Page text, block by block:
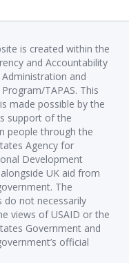
is created within the
and Accountability
Administration and
Program/TAPAS. This
made possible by the
support of the
people through the
Agency for
Development
UK aid from
The
do not necessarily
views of USAID or the
Government and
official